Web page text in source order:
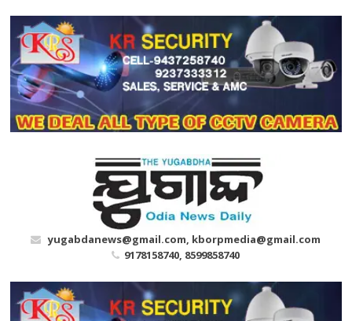
content
yugabdanews@gmail.com, kborpmedia@gmail.com
9178158740, 8599858740